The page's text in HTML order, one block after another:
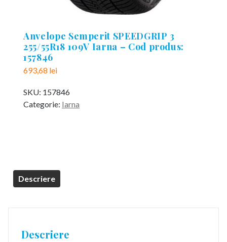
Anvelope Semperit SPEEDGRIP 3
255/55R18 109V Iarna – Cod produs:
157846
693,68 lei
SKU: 157846
Categorie: Iarna
Descriere
Descriere